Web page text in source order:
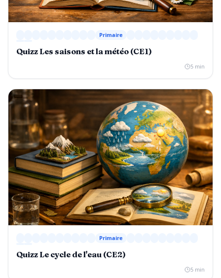
Primaire
Quizz Les saisons et la météo (CE1)
5 min
Primaire
Quizz Le cycle de l'eau (CE2)
5 min